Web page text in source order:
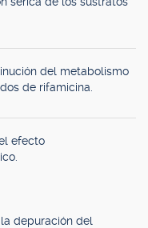
del metabolismo
de rifamicina.
efecto
depuración del